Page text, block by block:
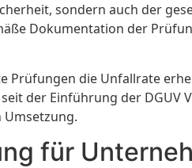
sondern auch der
Dokumentation der
die Unfallrate
der Einführung der
für